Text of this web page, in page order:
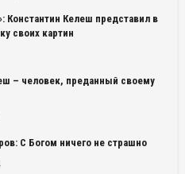
Константин Келеш представил в
своих картин
– человек, преданный своему
С Богом ничего не страшно